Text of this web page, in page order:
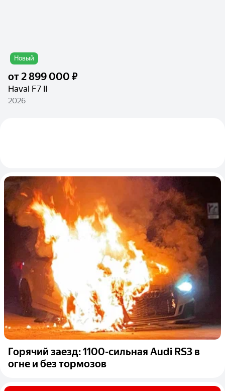
Новый
от2 899 000 ₽
Haval F7 II
2026
Горячий заезд: 1100-сильная Audi RS3 в
огне и без тормозов